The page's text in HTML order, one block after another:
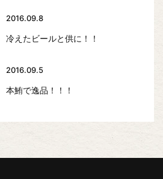
2016.09.8
冷えたビールと供に！！
2016.09.5
本鮪で逸品！！！